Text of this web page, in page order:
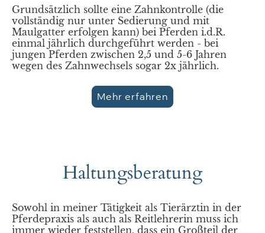
Grundsätzlich sollte eine Zahnkontrolle (die
vollständig nur unter Sedierung und mit
Maulgatter erfolgen kann) bei Pferden i.d.R.
einmal jährlich durchgeführt werden - bei
jungen Pferden zwischen 2,5 und 5-6 Jahren
wegen des Zahnwechsels sogar 2x jährlich.
Mehr erfahren
Haltungsberatung
Sowohl in meiner Tätigkeit als Tierärztin in der
Pferdepraxis als auch als Reitlehrerin muss ich
immer wieder feststellen, dass ein Großteil der